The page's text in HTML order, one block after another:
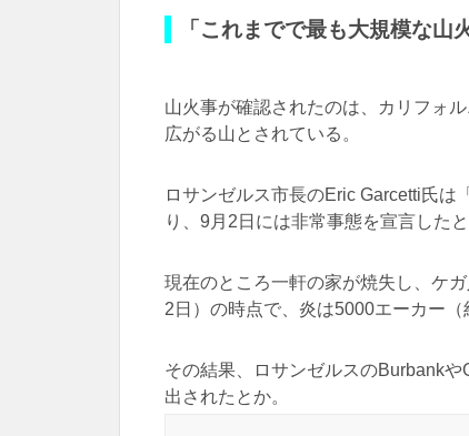
「これまでで最も大規模な山
山火事が確認されたのは、カリフォ
広がる山とされている。
ロサンゼルス市長のEric Garcetti氏は
り、9月2日には非常事態を宣言したと
現在のところ一軒の家が焼失し、ケ
2日）の時点で、炎は5000エーカー
その結果、ロサンゼルスのBurbank
出されたとか。